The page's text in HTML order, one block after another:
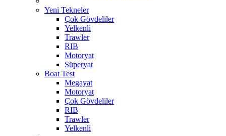
Yeni Tekneler
Çok Gövdeliler
Yelkenli
Trawler
RIB
Motoryat
Süperyat
Boat Test
Megayat
Motoryat
Çok Gövdeliler
RIB
Trawler
Yelkenli